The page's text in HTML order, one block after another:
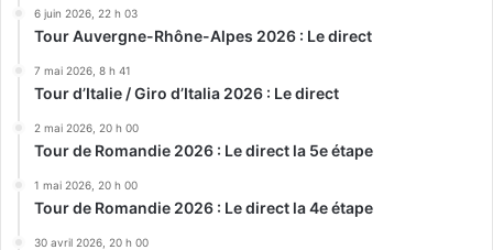
6 juin 2026, 22 h 03
Tour Auvergne-Rhône-Alpes 2026 : Le direct
7 mai 2026, 8 h 41
Tour d’Italie / Giro d’Italia 2026 : Le direct
2 mai 2026, 20 h 00
Tour de Romandie 2026 : Le direct la 5e étape
1 mai 2026, 20 h 00
Tour de Romandie 2026 : Le direct la 4e étape
30 avril 2026, 20 h 00